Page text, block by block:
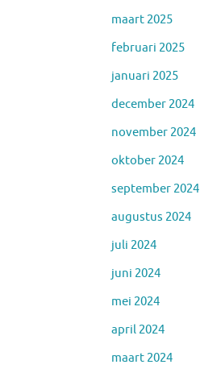
maart 2025
februari 2025
januari 2025
december 2024
november 2024
oktober 2024
september 2024
augustus 2024
juli 2024
juni 2024
mei 2024
april 2024
maart 2024